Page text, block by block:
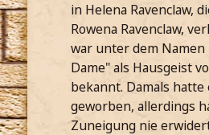
in Helena Ravenclaw,
Rowena Ravenclaw,
war unter dem Namen
Dame" als Hausgeist
bekannt. Damals hatte
geworben, allerdings
Zuneigung nie